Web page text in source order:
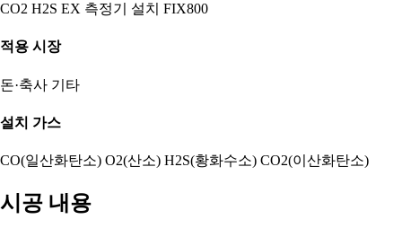
CO2 H2S EX 측정기 설치 FIX800
적용 시장
돈·축사 기타
설치 가스
CO(일산화탄소) O2(산소) H2S(황화수소) CO2(이산화탄소)
시공 내용